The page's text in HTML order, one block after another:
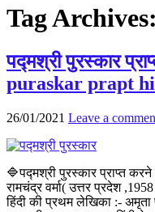
Tag Archives:
पद्मश्री पुरस्कार
puraskar prapt
26/01/2021 Leave a
🔷पद्मश्री पुरस्कार प्राप्त
रामचंद्र वर्मा( उत्तर प्रदेश
हिंदी की प्रथम लेखिका :-